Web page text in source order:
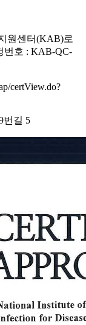
원센터(KAB)로
번호 : KAB-QC-
certView.do?
번길 5